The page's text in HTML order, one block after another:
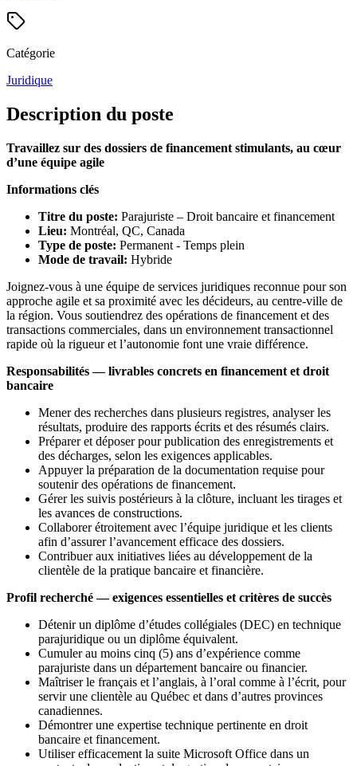
Catégorie
Juridique
Description du poste
Travaillez sur des dossiers de financement stimulants, au cœur
d’une équipe agile
Informations clés
Titre du poste: Parajuriste – Droit bancaire et financement
Lieu: Montréal, QC, Canada
Type de poste: Permanent - Temps plein
Mode de travail: Hybride
Joignez-vous à une équipe de services juridiques reconnue pour son
approche agile et sa proximité avec les décideurs, au centre-ville de
la région. Vous soutiendrez des opérations de financement et des
transactions commerciales, dans un environnement transactionnel
rapide où la rigueur et l’autonomie font une vraie différence.
Responsabilités — livrables concrets en financement et droit
bancaire
Mener des recherches dans plusieurs registres, analyser les
résultats, produire des rapports écrits et des résumés clairs.
Préparer et déposer pour publication des enregistrements et
des décharges, selon les exigences applicables.
Appuyer la préparation de la documentation requise pour
soutenir des opérations de financement.
Gérer les suivis postérieurs à la clôture, incluant les tirages et
les avances de constructions.
Collaborer étroitement avec l’équipe juridique et les clients
afin d’assurer l’avancement efficace des dossiers.
Contribuer aux initiatives liées au développement de la
clientèle de la pratique bancaire et financière.
Profil recherché — exigences essentielles et critères de succès
Détenir un diplôme d’études collégiales (DEC) en technique
parajuridique ou un diplôme équivalent.
Cumuler au moins cinq (5) ans d’expérience comme
parajuriste dans un département bancaire ou financier.
Maîtriser le français et l’anglais, à l’oral comme à l’écrit, pour
servir une clientèle au Québec et dans d’autres provinces
canadiennes.
Démontrer une expertise technique pertinente en droit
bancaire et financement.
Utiliser efficacement la suite Microsoft Office dans un